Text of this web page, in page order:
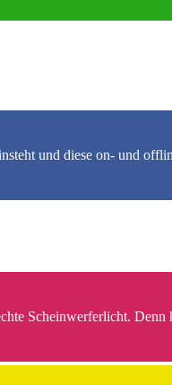
und diese on- und
Scheinwerferlicht.